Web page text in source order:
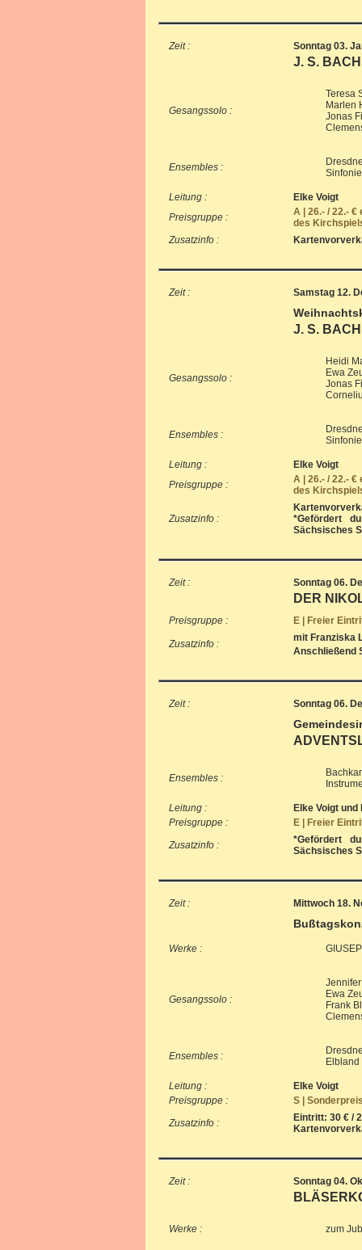
Zeit : Sonntag 03.
J. S.
Gesangssolo :
Teresa
Marlen
Jonas
Ensembles :
Leitung :
Elke Voigt
Preisgruppe :
A | 26.- / 22.-
des
Zusatzinfo :
Zeit : Samstag 12.
J. S.
Gesangssolo :
Heidi
Ewa
Jonas
Ensembles :
Leitung :
Elke Voigt
Preisgruppe :
A | 26.- / 22.-
des
Zusatzinfo :
*Gefördert
Sächsisches
Zeit : Sonntag 06.
DER
Preisgruppe : E | Freier
Zusatzinfo :
mit Franziska
Anschließend
Zeit : Sonntag 06.
Ensembles :
Leitung :
Elke Voigt
Preisgruppe :
E | Freier
Zusatzinfo :
*Gefördert
Sächsisches
Zeit : Mittwoch 18.
Werke :
Gesangssolo :
Ewa
Frank
Ensembles :
Leitung :
Elke Voigt
Preisgruppe :
S |
Zusatzinfo :
Eintritt: 30 € /
Zeit : Sonntag 04.
Werke : zum